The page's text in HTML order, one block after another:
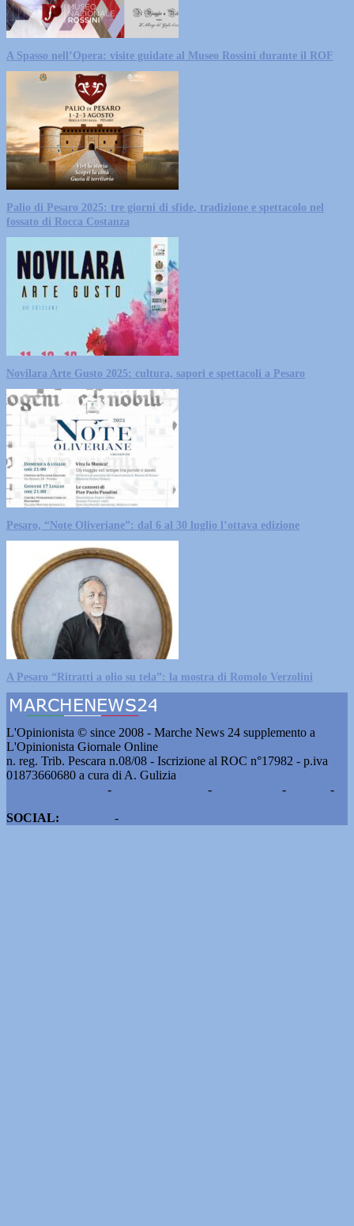
A Spasso nell’Opera: visite guidate al Museo Rossini durante il ROF
Palio di Pesaro 2025: tre giorni di sfide, tradizione e spettacolo nel
fossato di Rocca Costanza
Novilara Arte Gusto 2025: cultura, sapori e spettacoli a Pesaro
Pesaro, “Note Oliveriane”: dal 6 al 30 luglio l’ottava edizione
A Pesaro “Ritratti a olio su tela”: la mostra di Romolo Verzolini
L'Opinionista © since 2008 - Marche News 24 supplemento a
L'Opinionista Giornale Online
n. reg. Trib. Pescara n.08/08 - Iscrizione al ROC n°17982 - p.iva
01873660680 a cura di A. Gulizia
- - -
-
SOCIAL:
-